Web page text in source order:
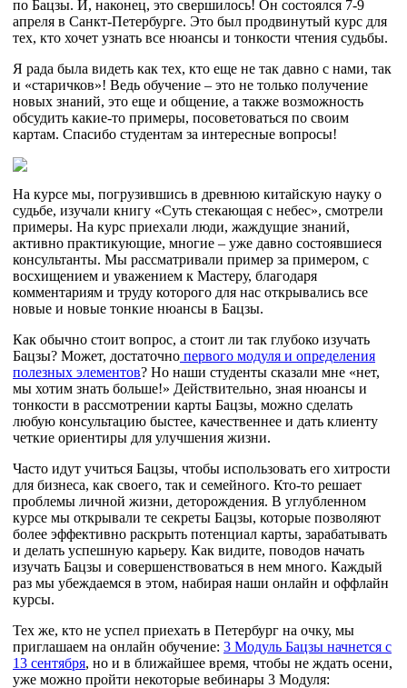
по Бацзы. И, наконец, это свершилось! Он состоялся 7-9
апреля в Санкт-Петербурге. Это был продвинутый курс для
тех, кто хочет узнать все нюансы и тонкости чтения судьбы.
Я рада была видеть как тех, кто еще не так давно с нами, так
и «старичков»! Ведь обучение – это не только получение
новых знаний, это еще и общение, а также возможность
обсудить какие-то примеры, посоветоваться по своим
картам. Спасибо студентам за интересные вопросы!
На курсе мы, погрузившись в древнюю китайскую науку о
судьбе, изучали книгу «Суть стекающая с небес», смотрели
примеры. На курс приехали люди, жаждущие знаний,
активно практикующие, многие – уже давно состоявшиеся
консультанты. Мы рассматривали пример за примером, с
восхищением и уважением к Мастеру, благодаря
комментариям и труду которого для нас открывались все
новые и новые тонкие нюансы в Бацзы.
Как обычно стоит вопрос, а стоит ли так глубоко изучать
Бацзы? Может, достаточно первого модуля и определения
полезных элементов? Но наши студенты сказали мне «нет,
мы хотим знать больше!» Действительно, зная нюансы и
тонкости в рассмотрении карты Бацзы, можно сделать
любую консультацию быстее, качественнее и дать клиенту
четкие ориентиры для улучшения жизни.
Часто идут учиться Бацзы, чтобы использовать его хитрости
для бизнеса, как своего, так и семейного. Кто-то решает
проблемы личной жизни, деторождения. В углубленном
курсе мы открывали те секреты Бацзы, которые позволяют
более эффективно раскрыть потенциал карты, зарабатывать
и делать успешную карьеру. Как видите, поводов начать
изучать Бацзы и совершенствоваться в нем много. Каждый
раз мы убеждаемся в этом, набирая наши онлайн и оффлайн
курсы.
Тех же, кто не успел приехать в Петербург на очку, мы
приглашаем на онлайн обучение: 3 Модуль Бацзы начнется с
13 сентября, но и в ближайшее время, чтобы не ждать осени,
уже можно пройти некоторые вебинары 3 Модуля: